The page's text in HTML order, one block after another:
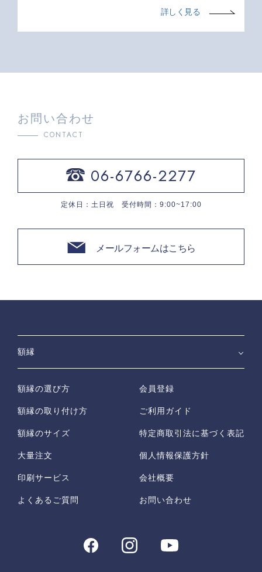
詳しく見る
お問い合わせ
CONTACT
06-6766-2277
定休日：土日祝 受付時間：9:00~17:00
メールフォームはこちら
額縁
額縁の選び方
額縁の取り付け方
額縁のサイズ
大量注文
印刷サービス
よくあるご質問
会員登録
ご利用ガイド
特定商取引法に基づく表記
個人情報保護方針
会社概要
お問い合わせ